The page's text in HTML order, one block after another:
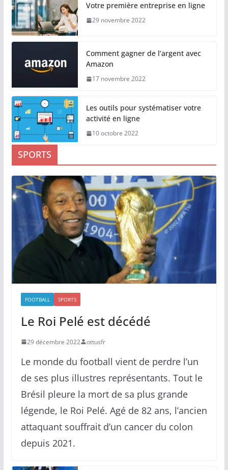
Votre première entreprise en ligne
29 novembre 2022
Comment gagner de l’argent avec
Amazon
17 novembre 2022
Les outils pour systématiser votre
activité en ligne
10 octobre 2022
SPORTS
FOOTBALL SPORTS
Le Roi Pelé est décédé
29 décembre 2022 ottusfr
Le monde du football vient de perdre l’un
de ses plus illustres représentants. Tout le
Brésil pleure la mort de sa plus grande
légende, le Roi Pelé. Agé de 82 ans, l’ancien
attaquant souffrait d’un cancer du colon
depuis 2021.